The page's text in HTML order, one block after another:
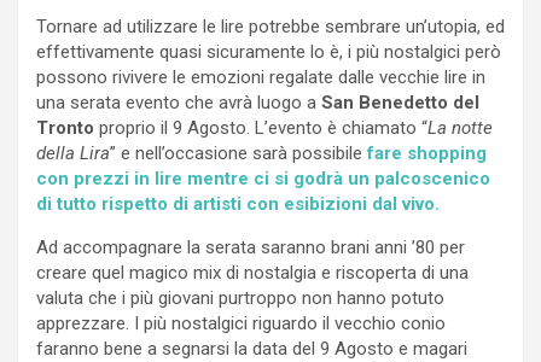
Tornare ad utilizzare le lire potrebbe sembrare un’utopia, ed
effettivamente quasi sicuramente lo è, i più nostalgici però
possono rivivere le emozioni regalate dalle vecchie lire in
una serata evento che avrà luogo a San Benedetto del
Tronto proprio il 9 Agosto. L’evento è chiamato “La notte
della Lira” e nell’occasione sarà possibilefare shopping
con prezzi in lire mentre ci si godrà un palcoscenico
di tutto rispetto di artisti con esibizioni dal vivo.
Ad accompagnare la serata saranno brani anni ’80 per
creare quel magico mix di nostalgia e riscoperta di una
valuta che i più giovani purtroppo non hanno potuto
apprezzare. I più nostalgici riguardo il vecchio conio
faranno bene a segnarsi la data del 9 Agosto e magari